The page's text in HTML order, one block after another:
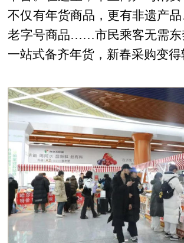
不仅有年货商品，更有非遗产品
老字号商品……市民乘客无需东
一站式备齐年货，新春采购变得